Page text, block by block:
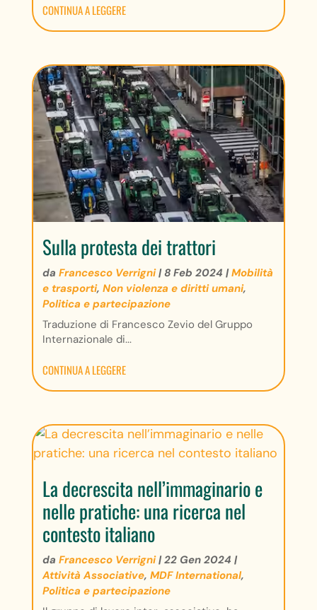
CONTINUA A LEGGERE
Sulla protesta dei trattori
da Francesco Verrigni|8 Feb 2024 |Mobilità
e trasporti, Non violenza e diritti umani,
Politica e partecipazione
Traduzione di Francesco Zevio del Gruppo
Internazionale di...
CONTINUA A LEGGERE
La decrescita nell’immaginario e
nelle pratiche: una ricerca nel
contesto italiano
da Francesco Verrigni|22 Gen 2024 |
Attività Associative, MDF International,
Politica e partecipazione